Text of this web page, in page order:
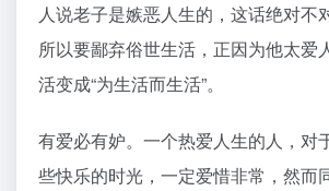
人说老子是嫉恶人生的，这话绝对不
所以要鄙弃俗世生活，正因为他太爱
活变成“为生活而生活”。
有爱必有妒。一个热爱人生的人，对
些快乐的时光，一定爱惜非常，然而